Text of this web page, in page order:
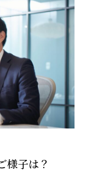
様子は？